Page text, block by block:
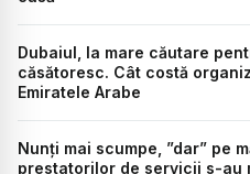
Dubaiul, la mare căutare
căsătoresc. Cât costă
Emiratele Arabe
Nunți mai scumpe, ”dar” pe
prestatorilor de servicii s-au